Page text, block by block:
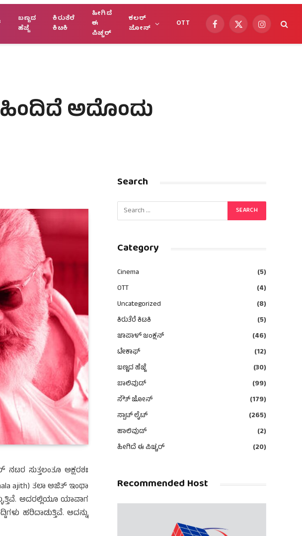
ಬಣ್ಣದ
ಹೆಜ್ಜೆ
ಕಿರುತೆರೆ
ಕಿಟಕಿ
ಹೀಗಿದೆ
ಈ
ಪಿಚ್ಚರ್
ಕಲರ್
ಜೋನ್
OTT Facebook
X
Instagram
ಹಿಂದಿದೆ ಅದೊಂದು
ಸುತ್ತಲಂತೂ ಅಕ್ಷರಶಃ
ajith) ತಲಾ ಅಜಿತ್ ಇಂಥಾ
ಅದರಲ್ಲಿಯೂ ಯಾವಾಗ
ಹರಿದಾಡುತ್ತಿವೆ. ಅದನ್ನು
Search
Category
Cinema
(5)
OTT
(4)
Uncategorized
(8)
ಕಿರುತೆರೆ ಕಿಟಕಿ
(5)
ಜಾಪಾಳ್ ಜಂಕ್ಷನ್
(46)
ಟೇಕಾಫ್
(12)
ಬಣ್ಣದ ಹೆಜ್ಜೆ
(30)
ಬಾಲಿವುಡ್
(99)
ಸೌತ್ ಜೋನ್
(179)
ಸ್ಪಾಟ್ ಲೈಟ್
(265)
ಹಾಲಿವುಡ್
(2)
ಹೀಗಿದೆ ಈ ಪಿಚ್ಚರ್
(20)
Recommended Host